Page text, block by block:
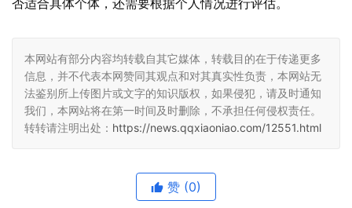
否适合具体个体，还需要根据个人情况进行评估。
本网站有部分内容均转载自其它媒体，转载目的在于传递更多
信息，并不代表本网赞同其观点和对其真实性负责，本网站无
法鉴别所上传图片或文字的知识版权，如果侵犯，请及时通知
我们，本网站将在第一时间及时删除，不承担任何侵权责任。
转转请注明出处： https://news.qqxiaoniao.com/12551.html
赞 (0)